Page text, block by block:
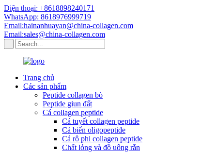
Điện thoại: +8618898240171
WhatsApp: 8618976999719
Email:hainanhuayan@china-collagen.com
Email:sales@china-collagen.com
Trang chủ
Các sản phẩm
Peptide collagen bò
Peptide giun đất
Cá collagen peptide
Cá tuyết collagen peptide
Cá biển oligopeptide
Cá rô phi collagen peptide
Chất lỏng và đồ uống rắn